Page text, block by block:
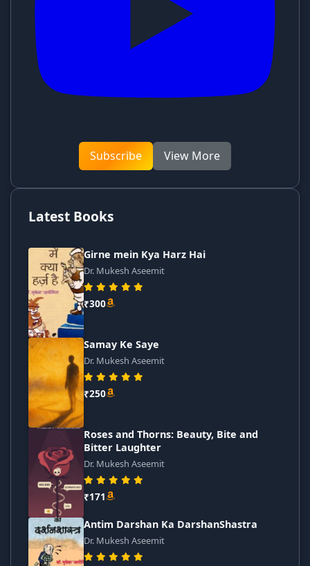
Subscribe View More
Latest Books
Girne mein Kya Harz Hai
Dr. Mukesh Aseemit
₹300
Samay Ke Saye
Dr. Mukesh Aseemit
₹250
Roses and Thorns: Beauty, Bite and
Bitter Laughter
Dr. Mukesh Aseemit
₹171
Antim Darshan Ka DarshanShastra
Dr. Mukesh Aseemit